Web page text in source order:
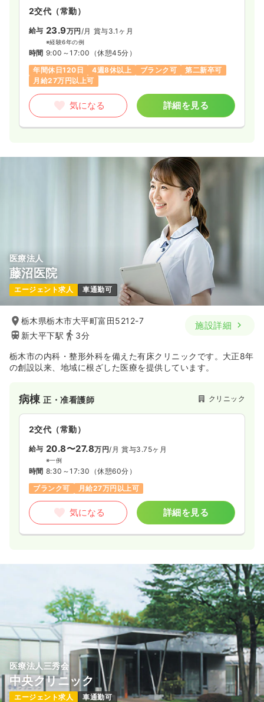
2交代（常勤）
給与 23.9万円 /月 賞与3.1ヶ月
※経験6年の例
時間 9:00～17:00 （休憩45分）
年間休日120日
4週8休以上 ブランク可
第二新卒可
月給27万円以上可
気になる 詳細を見る
医療法人
藤沼医院
エージェント求人 車通勤可
栃木県栃木市大平町富田5212-7
新大平下駅
3分
施設詳細
栃木市の内科・整形外科を備えた有床クリニックです。大正8年
の創設以来、地域に根ざした医療を提供しています。
病棟正・准看護師 クリニック
2交代（常勤）
給与 20.8〜27.8万円/月 賞与3.75ヶ月
※一例
時間 8:30～17:30 （休憩60分）
ブランク可
月給27万円以上可
気になる 詳細を見る
医療法人三秀会
中央クリニック
エージェント求人 車通勤可